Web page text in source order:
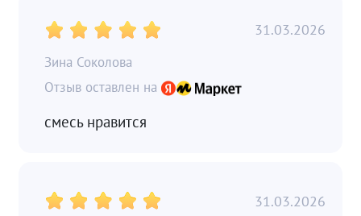
Зина Соколова
31.03.2026
смесь нравится
31.03.2026